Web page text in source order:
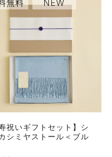
無料 NEW
寿祝いギフトセット】シ
シミヤストール＜ブル